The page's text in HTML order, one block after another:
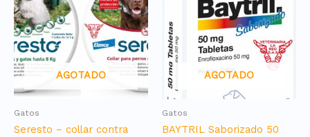
AGOTADO
Gatos
Seresto – collar contra
AGOTADO
Gatos
BAYTRIL Saborizado 50